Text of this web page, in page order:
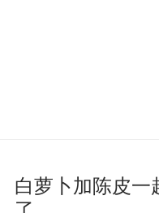
白萝卜加陈皮一